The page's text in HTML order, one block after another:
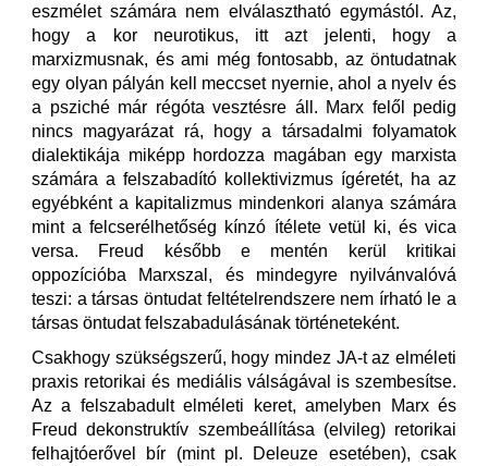
eszmélet számára nem elválasztható egymástól. Az,
hogy a kor neurotikus, itt azt jelenti, hogy a
marxizmusnak, és ami még fontosabb, az öntudatnak
egy olyan pályán kell meccset nyernie, ahol a nyelv és
a psziché már régóta vesztésre áll. Marx felől pedig
nincs magyarázat rá, hogy a társadalmi folyamatok
dialektikája miképp hordozza magában egy marxista
számára a felszabadító kollektivizmus ígéretét, ha az
egyébként a kapitalizmus mindenkori alanya számára
mint a felcserélhetőség kínzó ítélete vetül ki, és vica
versa. Freud később e mentén kerül kritikai
oppozícióba Marxszal, és mindegyre nyilvánvalóvá
teszi: a társas öntudat feltételrendszere nem írható le a
társas öntudat felszabadulásának történeteként.
Csakhogy szükségszerű, hogy mindez JA-t az elméleti
praxis retorikai és mediális válságával is szembesítse.
Az a felszabadult elméleti keret, amelyben Marx és
Freud dekonstruktív szembeállítása (elvileg) retorikai
felhajtóerővel bír (mint pl. Deleuze esetében), csak